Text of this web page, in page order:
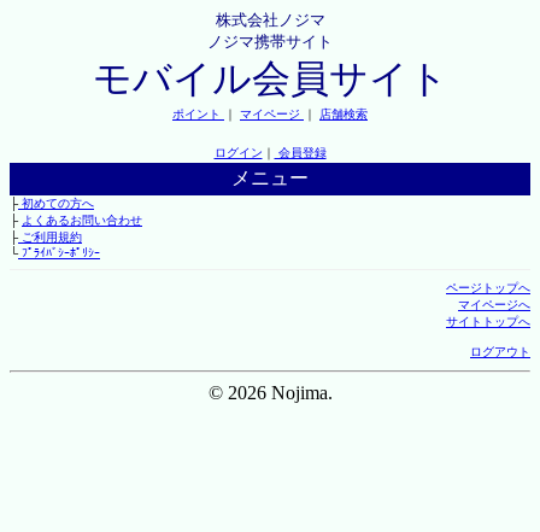
株式会社ノジマ
ノジマ携帯サイト
モバイル会員サイト
ポイント ｜ マイページ ｜ 店舗検索
ログイン ｜ 会員登録
メニュー
├初めての方へ
├ よくあるお問い合わせ
├ご利用規約
└ﾌﾟﾗｲﾊﾞｼｰﾎﾟﾘｼｰ
ページトップへ
マイページへ
サイトトップへ
ログアウト
© 2026 Nojima.